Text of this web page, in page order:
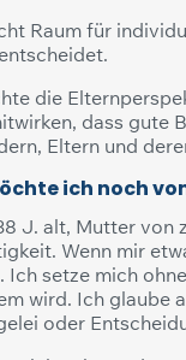
Raum für
die
dass gute
Eltern und
ich noch
J. alt, Mutter von
Wenn mir
Ich setze mich
wird. Ich glaube
oder